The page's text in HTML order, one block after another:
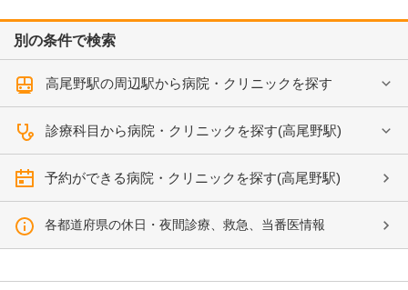
別の条件で検索
高尾野駅の周辺駅から病院・クリニックを探す
診療科目から病院・クリニックを探す(高尾野駅)
予約ができる病院・クリニックを探す(高尾野駅)
各都道府県の休日・夜間診療、救急、当番医情報